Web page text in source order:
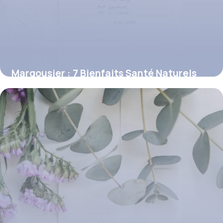
Margousier : 7 Bienfaits Santé Naturels
8 juillet 2026